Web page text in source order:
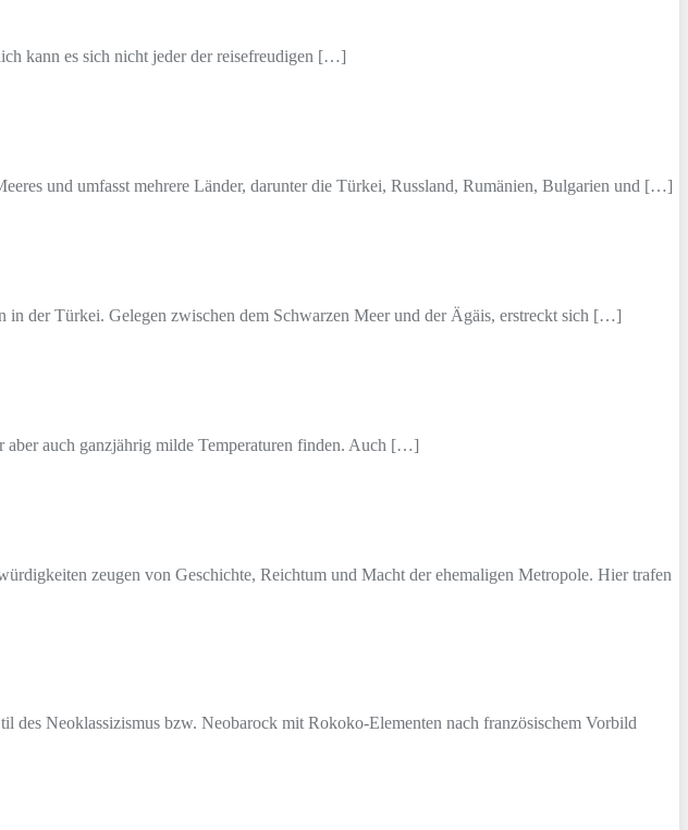
kann es sich nicht jeder der reisefreudigen […]
und umfasst mehrere Länder, darunter die Türkei, Russland, Rumänien, Bulgarien und […]
in der Türkei. Gelegen zwischen dem Schwarzen Meer und der Ägäis, erstreckt sich […]
aber auch ganzjährig milde Temperaturen finden. Auch […]
zeugen von Geschichte, Reichtum und Macht der ehemaligen Metropole. Hier trafen
des Neoklassizismus bzw. Neobarock mit Rokoko-Elementen nach französischem Vorbild